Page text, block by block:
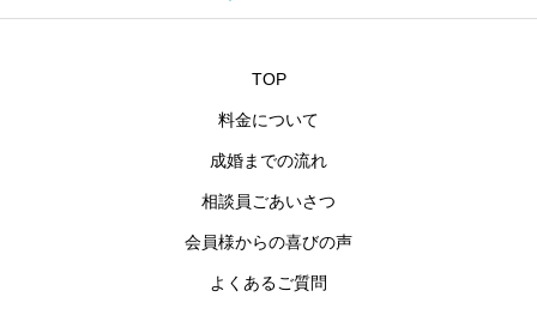
TOP
料金について
成婚までの流れ
相談員ごあいさつ
会員様からの喜びの声
よくあるご質問